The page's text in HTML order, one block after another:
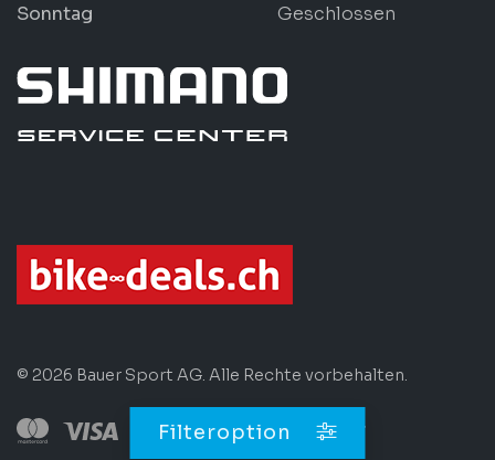
Sonntag
Geschlossen
© 2026 Bauer Sport AG. Alle Rechte vorbehalten.
Filteroption